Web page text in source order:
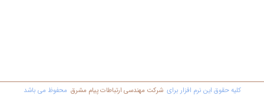
کليه حقوق اين نرم افزار برای شرکت مهندسي ارتباطات پیام مشرق محفوظ مي باشد